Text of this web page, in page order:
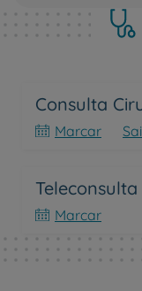
Consulta
Marcar
Marcar